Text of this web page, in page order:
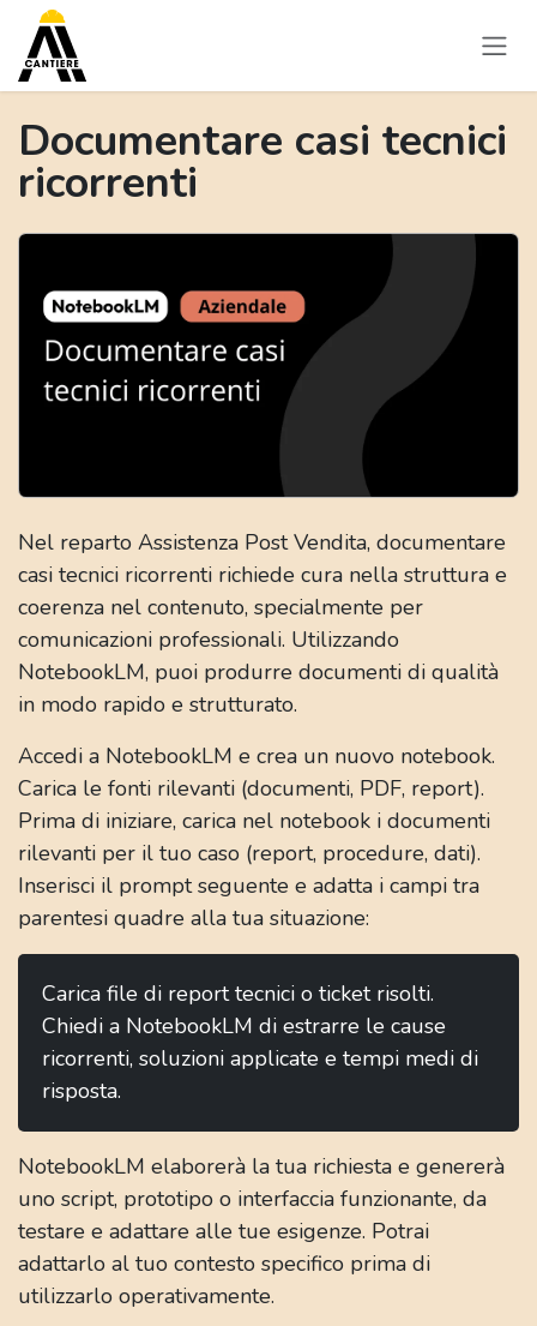
Passa al contenuto
Documentare casi tecnici
ricorrenti
Nel reparto Assistenza Post Vendita, documentare
casi tecnici ricorrenti richiede cura nella struttura e
coerenza nel contenuto, specialmente per
comunicazioni professionali. Utilizzando
NotebookLM, puoi produrre documenti di qualità
in modo rapido e strutturato.
Accedi a NotebookLM e crea un nuovo notebook.
Carica le fonti rilevanti (documenti, PDF, report).
Prima di iniziare, carica nel notebook i documenti
rilevanti per il tuo caso (report, procedure, dati).
Inserisci il prompt seguente e adatta i campi tra
parentesi quadre alla tua situazione:
Carica file di report tecnici o ticket risolti.
Chiedi a NotebookLM di estrarre le cause
ricorrenti, soluzioni applicate e tempi medi di
risposta.
NotebookLM elaborerà la tua richiesta e genererà
uno script, prototipo o interfaccia funzionante, da
testare e adattare alle tue esigenze. Potrai
adattarlo al tuo contesto specifico prima di
utilizzarlo operativamente.